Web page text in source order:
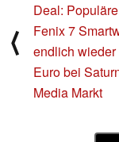
⟨
Deal:
Fenix 7
endlich wieder
Euro bei
Media Markt